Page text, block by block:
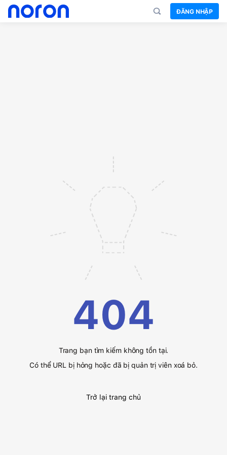
ĐĂNG NHẬP
404
Trang bạn tìm kiếm không tồn tại.
Có thể URL bị hỏng hoặc đã bị quản trị viên xoá bỏ.
Trở lại trang chủ